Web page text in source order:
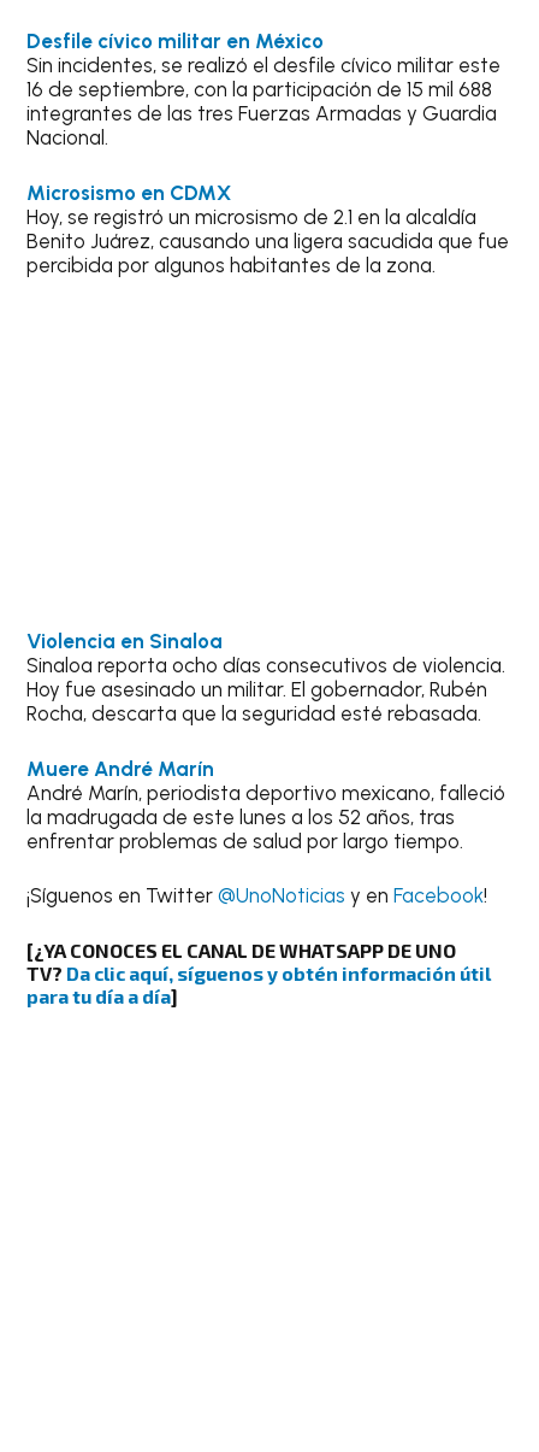
Desfile cívico militar en México
Sin incidentes, se realizó el desfile cívico militar este
16 de septiembre, con la participación de 15 mil 688
integrantes de las tres Fuerzas Armadas y Guardia
Nacional.
Microsismo en CDMX
Hoy, se registró un microsismo de 2.1 en la alcaldía
Benito Juárez, causando una ligera sacudida que fue
percibida por algunos habitantes de la zona.
Violencia en Sinaloa
Sinaloa reporta ocho días consecutivos de violencia.
Hoy fue asesinado un militar. El gobernador, Rubén
Rocha, descarta que la seguridad esté rebasada.
Muere André Marín
André Marín, periodista deportivo mexicano, falleció
la madrugada de este lunes a los 52 años, tras
enfrentar problemas de salud por largo tiempo.
¡Síguenos en Twitter@UnoNoticias y enFacebook!
[¿YA CONOCES EL CANAL DE WHATSAPP DE UNO
TV? Da clic aquí, síguenos y obtén información útil
para tu día a día]